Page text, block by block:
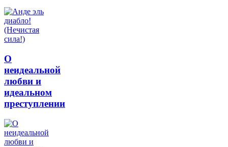
О
неидеальной
любви и
идеальном
преступлении